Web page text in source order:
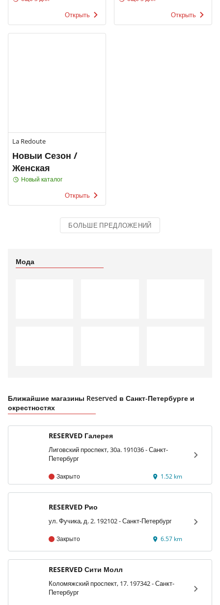
Открыть Открыть
La Redoute
Новыи Сезон /
Женская
Новый каталог
Открыть
БОЛЬШЕ ПРЕДЛОЖЕНИЙ
Мода
Ближайшие магазины Reserved в Санкт-Петербурге и
окрестностях
RESERVED Галерея
Лиговский проспект, 30a. 191036 - Санкт-
Петербург
Закрыто 1.52 km
RESERVED Рио
ул. Фучика, д. 2. 192102 - Санкт-Петербург
Закрыто 6.57 km
RESERVED Сити Молл
Коломяжский проспект, 17. 197342 - Санкт-
Петербург